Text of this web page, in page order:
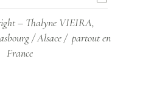
– Thalyne VIEIRA,
/ Alsace / partout en
France